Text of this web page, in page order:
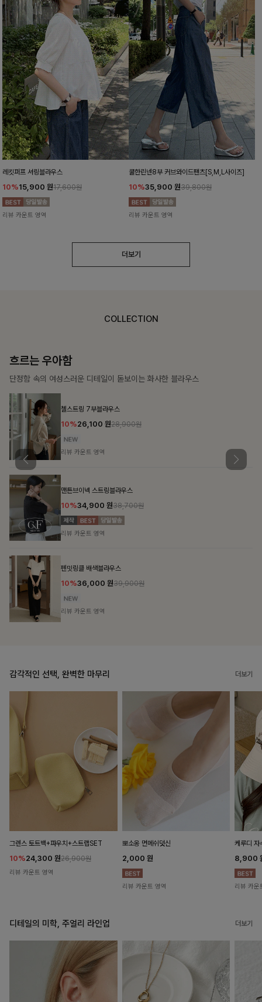
레킷퍼프 셔링블라우스
10%15,900 원17,600원
리뷰 카운트 영역
쿨한린넨8부 커브와이드팬츠[S,M,L사이즈]
10%35,900 원39,800원
리뷰 카운트 영역
더보기
COLLECTION
가벼운 계절감
탄탄한 소재와 깔끔한 핏, 매일 손이 가는 데일리 티셔츠
몽즐라운드 베이직티셔츠
10%15,300 원16,900원
리뷰 카운트 영역
칠킷배색 프린팅맨투맨티
10%20,700 원22,900원
리뷰 카운트 영역
16,200 17,900원
감각적인 선택, 완벽한 마무리 더보기
그렌스 토트백+파우치+스트랩SET
10%24,300 원26,900원
리뷰 카운트 영역
뽀소옹 면메쉬덧신
2,000 원
리뷰 카운트 영역
케루디 자
8,900
리뷰 카운
디테일의 미학, 주얼리 라인업 더보기